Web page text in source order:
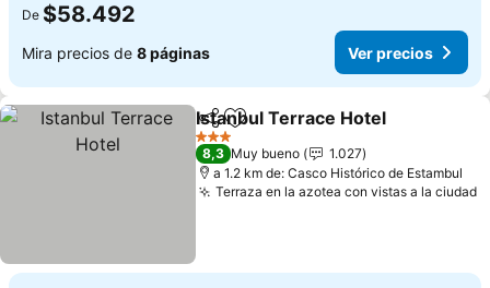
De $58.492
Mira precios de 8 páginas Ver precios
CompartirAgregar a favoritos
Istanbul Terrace Hotel
3 Estrellas
8,3 Muy bueno
1.027
a 1.2 km de: Casco Histórico de Estambul
Terraza en la azotea con vistas a la ciudad